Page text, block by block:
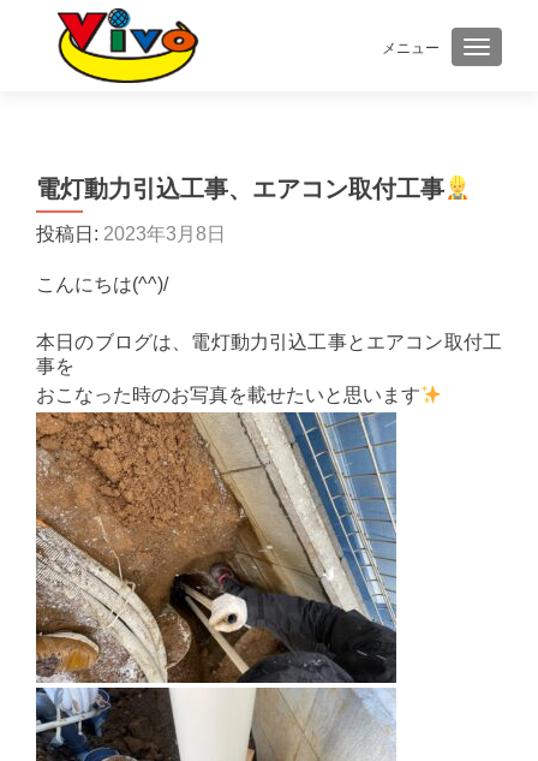
メニュー ナビゲ
電灯動力引込工事、エアコン取付工事
投稿日: 2023年3月8日
こんにちは(^^)/
本日のブログは、電灯動力引込工事とエアコン取付工
事を
おこなった時のお写真を載せたいと思います